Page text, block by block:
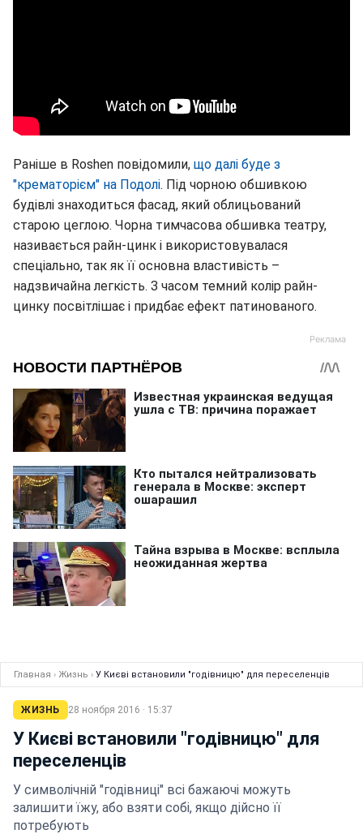
Раніше в Roshen повідомили, що далі буде з
"крематорієм" на Подолі. Під чорною обшивкою
будівлі знаходиться фасад, який облицьований
старою цеглою. Чорна тимчасова обшивка театру,
називається райн-цинк і використовувалася
спеціально, так як її основна властивість –
надзвичайна легкість. З часом темний колір райн-
цинку посвітлішає і придбає ефект патинованого.
Главная › Жизнь › У Києві встановили "годівницю" для переселенців
ЖИЗНЬ 28 ноября 2016 · 15:37
У Києві встановили "годівницю" для
переселенців
У символічній "годівниці" всі бажаючі можуть
залишити їжу, або взяти собі, якщо дійсно її
потребують